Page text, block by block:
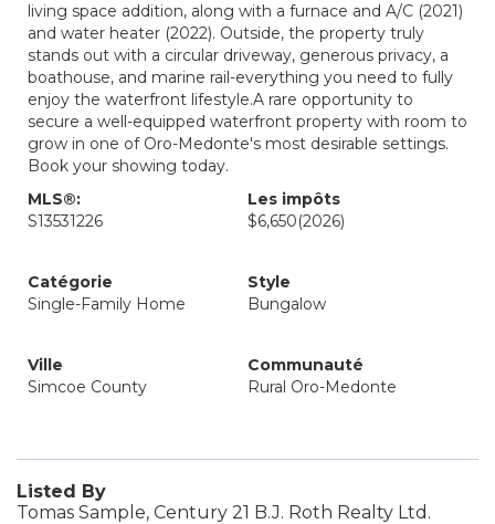
living space addition, along with a furnace and A/C (2021)
and water heater (2022). Outside, the property truly
stands out with a circular driveway, generous privacy, a
boathouse, and marine rail-everything you need to fully
enjoy the waterfront lifestyle.A rare opportunity to
secure a well-equipped waterfront property with room to
grow in one of Oro-Medonte's most desirable settings.
Book your showing today.
MLS®:
S13531226
Les impôts
$6,650(2026)
Catégorie
Single-Family Home
Style
Bungalow
Ville
Simcoe County
Communauté
Rural Oro-Medonte
Listed By
Tomas Sample, Century 21 B.J. Roth Realty Ltd.